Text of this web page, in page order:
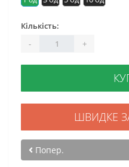
Кількість:
-
+
ШВИДКЕ
Попер.